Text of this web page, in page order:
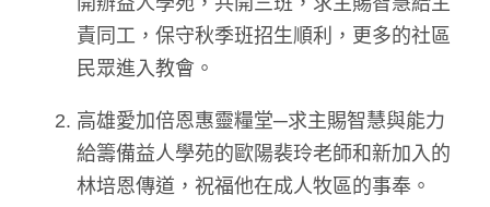
責同工，保守秋季班招生順利，更多的社區
民眾進入教會。
高雄愛加倍恩惠靈糧堂─求主賜智慧與能力
給籌備益人學苑的歐陽裴玲老師和新加入的
林培恩傳道，祝福他在成人牧區的事奉。